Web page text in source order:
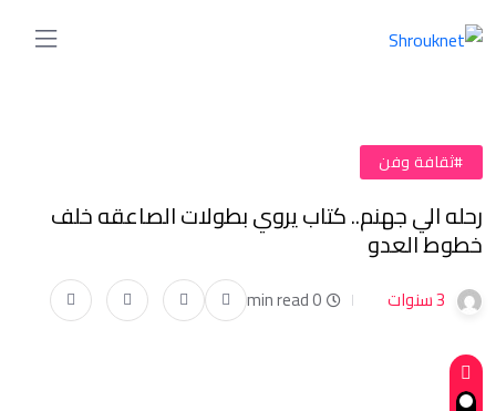
#ثقافة وفن
رحله الي جهنم.. كتاب يروي بطولات الصاعقه خلف
خطوط العدو
3 سنوات 0 min read